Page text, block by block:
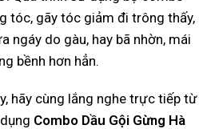
tóc, gãy tóc giảm đi trông thấy,
ngáy do gàu, hay bã nhờn, mái
bềnh hơn hẳn.
hãy cùng lắng nghe trực tiếp từ
Combo Dầu Gội Gừng Hà